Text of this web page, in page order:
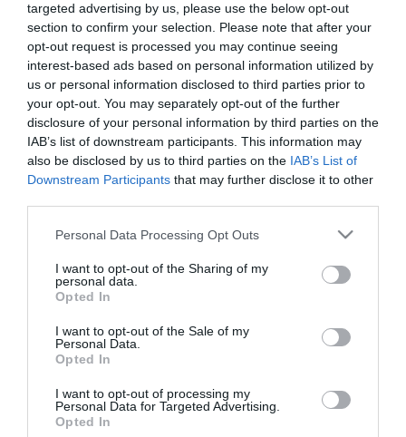
targeted advertising by us, please use the below opt-out
section to confirm your selection. Please note that after your
opt-out request is processed you may continue seeing
interest-based ads based on personal information utilized by
us or personal information disclosed to third parties prior to
your opt-out. You may separately opt-out of the further
disclosure of your personal information by third parties on the
IAB’s list of downstream participants. This information may
also be disclosed by us to third parties on the IAB’s List of
Downstream Participants that may further disclose it to other
Please note that this website/app uses one or more Google
not limited to your visit or usage behaviour. You may click to
grant or deny consent to Google and its third-party tags to
use your data for below specified purposes in below Google
consent section.
Personal Data Processing Opt Outs
I want to opt-out of the Sharing of my
personal data.
Opted In
I want to opt-out of the Sale of my
Personal Data.
Opted In
I want to opt-out of processing my
Personal Data for Targeted Advertising.
Opted In
ΠΡΟΪΟΝΤΑ-ΥΠΗΡΕΣΙΕΣ
ΑΑΔΕ: Νέα υπηρεσία προς του
πολίτες από την Παρασκευή
12.09.2024